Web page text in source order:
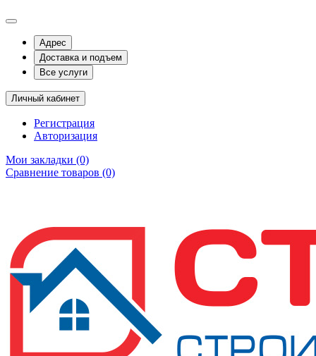
Адрес
Доставка и подъем
Все услуги
Личный кабинет
Регистрация
Авторизация
Мои закладки (0)
Сравнение товаров (0)